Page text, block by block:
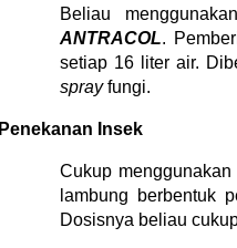
Beliau
ANTRACOL.
setiap 16 liter air.
sprayfungi.
Penekanan Insek
Cukup menggunakan
lambung berbentuk
Dosisnya beliau